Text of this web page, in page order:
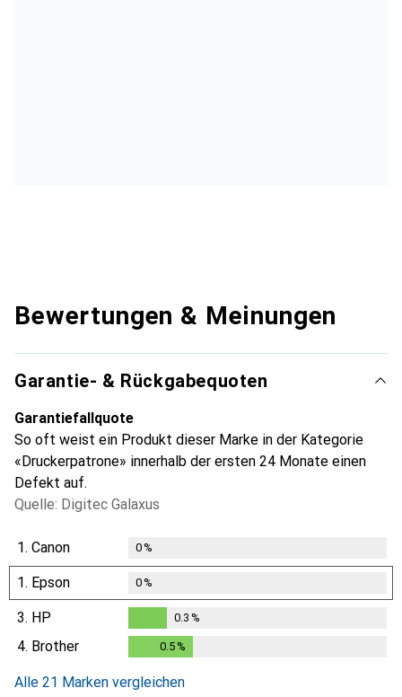
Bewertungen & Meinungen
Garantie- & Rückgabequoten
Garantiefallquote
So oft weist ein Produkt dieser Marke in der Kategorie
«Druckerpatrone» innerhalb der ersten 24 Monate einen
Defekt auf.
Quelle: Digitec Galaxus
1. Canon 0%
1. Epson 0%
3. HP
0.3%
0.3 %
4. Brother 0.5%
Alle 21 Marken vergleichen